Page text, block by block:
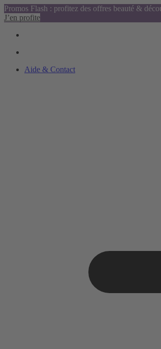
Promos Flash : profitez des offres beauté &
J’en profite
Aide & Contact